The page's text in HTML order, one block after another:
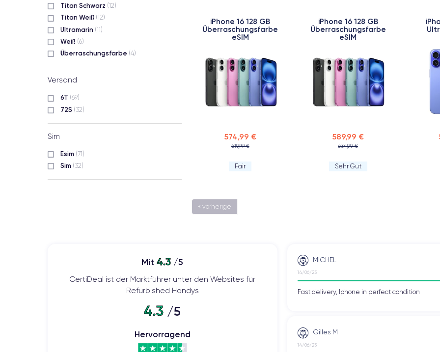
Titan Schwarz (12)
Titan Weiß (12)
Ultramarin (11)
Weiß (6)
Überraschungsfarbe (4)
Versand
6T (69)
72S (32)
Sim
Esim (71)
Sim (32)
iPhone 16 128 GB
Überraschungsfarbe
eSIM
574,99 €
619,99 €
Fair
iPhone 16 128 GB
Überraschungsfarbe
eSIM
589,99 €
634,99 €
Sehr Gut
« vorherige
Mit4.3 /5
CertiDeal ist der Marktführer unter den Websites für
Refurbished Handys
4.3 /5
Hervorragend
MICHEL
14/06/23
Fast delivery, Iphone in perfect condition
Gilles M
14/06/23